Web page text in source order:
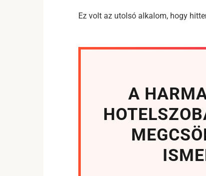
Ez volt az utolsó alkalom, hogy
A